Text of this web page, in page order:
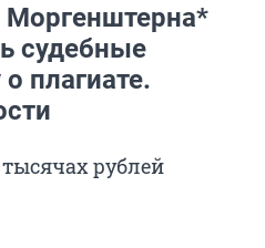
Моргенштерна*
судебные
плагиате.
тысячах рублей